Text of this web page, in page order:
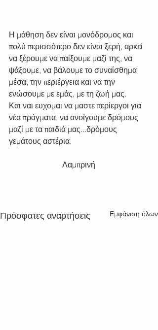
Η μάθηση δεν είναι μονόδρομος και
πολύ περισσότερο δεν είναι ξερή, αρκεί
να ξέρουμε να παίξουμε μαζί της, να
ψάξουμε, να βάλουμε το συναίσθημα
μέσα, την περιέργεια και να την
ενώσουμε με εμάς, με τη ζωή μας.
Και ναι ευχομαι να μαστε περίεργοι για
νέα πράγματα, να ανοίγουμε δρόμους
μαζί με τα παιδιά μας...δρόμους
γεμάτους αστέρια.
                           Λαμπρινή
Πρόσφατες αναρτήσεις Εμφάνιση όλων